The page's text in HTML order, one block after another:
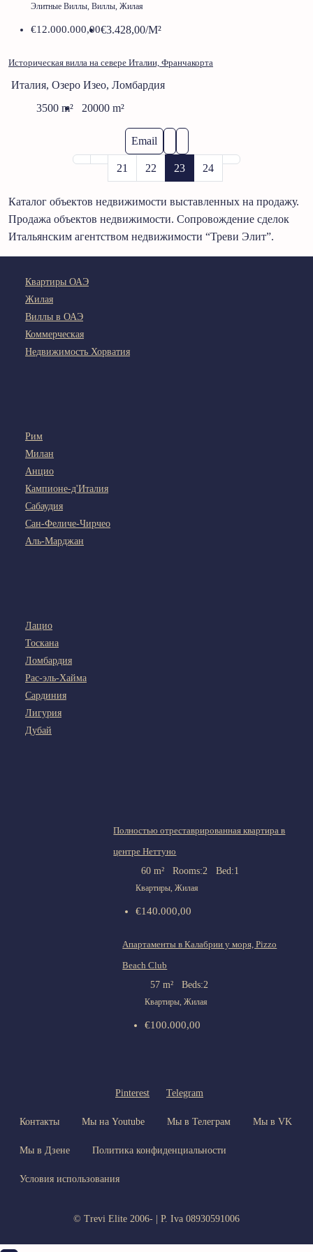
Элитные Виллы, Виллы, Жилая
€12.000.000,00€3.428,00/М²
Историческая вилла на севере Италии, Франчакорта
Италия, Озеро Изео, Ломбардия
3500 m² 20000 m²
Email
21 22 23 24
Каталог объектов недвижимости выставленных на продажу.
Продажа объектов недвижимости. Сопровождение сделок
Итальянским агентством недвижимости “Треви Элит”.
Квартиры ОАЭ
Жилая
Виллы в ОАЭ
Коммерческая
Недвижимость Хорватия
Рим
Милан
Анцио
Кампионе-д'Италия
Сабаудия
Сан-Феличе-Чирчео
Аль-Марджан
Лацио
Тоскана
Ломбардия
Рас-эль-Хайма
Сардиния
Лигурия
Дубай
Полностью отреставрированная квартира в
центре Неттуно
60 m² Rooms:2 Bed:1
Квартиры, Жилая
€140.000,00
Апартаменты в Калабрии у моря, Pizzo
Beach Club
57 m² Beds:2
Квартиры, Жилая
€100.000,00
Pinterest Telegram
Контакты Мы на Youtube Мы в Телеграм Мы в VK
Мы в Дзене Политика конфиденциальности
Условия использования
© Trevi Elite 2006- | P. Iva 08930591006